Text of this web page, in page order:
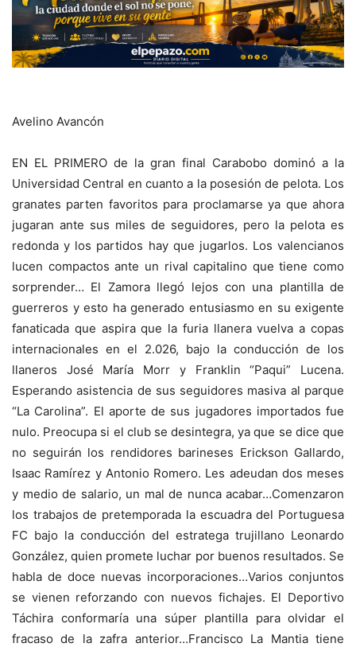
Avelino Avancón
EN EL PRIMERO de la gran final Carabobo dominó a la
Universidad Central en cuanto a la posesión de pelota. Los
granates parten favoritos para proclamarse ya que ahora
jugaran ante sus miles de seguidores, pero la pelota es
redonda y los partidos hay que jugarlos. Los valencianos
lucen compactos ante un rival capitalino que tiene como
sorprender… El Zamora llegó lejos con una plantilla de
guerreros y esto ha generado entusiasmo en su exigente
fanaticada que aspira que la furia llanera vuelva a copas
internacionales en el 2.026, bajo la conducción de los
llaneros José María Morr y Franklin “Paqui” Lucena.
Esperando asistencia de sus seguidores masiva al parque
“La Carolina”. El aporte de sus jugadores importados fue
nulo. Preocupa si el club se desintegra, ya que se dice que
no seguirán los rendidores barineses Erickson Gallardo,
Isaac Ramírez y Antonio Romero. Les adeudan dos meses
y medio de salario, un mal de nunca acabar…Comenzaron
los trabajos de pretemporada la escuadra del Portuguesa
FC bajo la conducción del estratega trujillano Leonardo
González, quien promete luchar por buenos resultados. Se
habla de doce nuevas incorporaciones…Varios conjuntos
se vienen reforzando con nuevos fichajes. El Deportivo
Táchira conformaría una súper plantilla para olvidar el
fracaso de la zafra anterior…Francisco La Mantia tiene